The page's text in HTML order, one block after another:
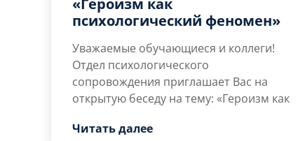
«Героизм как
психологический феномен»
Уважаемые обучающиеся и коллеги!
Отдел психологического
сопровождения приглашает Вас на
открытую беседу на тему: «Героизм как
посвященной празднованию Дня
Цель мероприятия — формирование и
Читать далее